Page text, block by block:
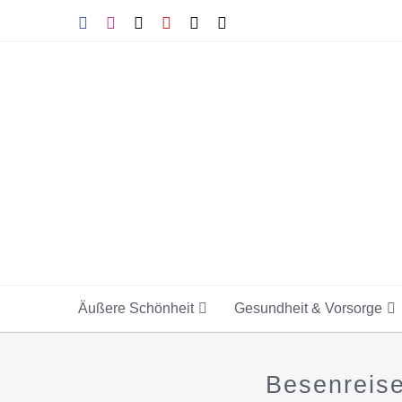
FacebookInstagram
Tiktok YouTube
Äußere Schönheit Gesundheit & Vorsorge